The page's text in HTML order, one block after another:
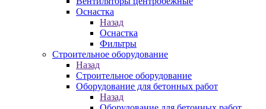
Оснастка
Назад
Оснастка
Фильтры
Строительное оборудование
Назад
Строительное оборудование
Оборудование для бетонных работ
Назад